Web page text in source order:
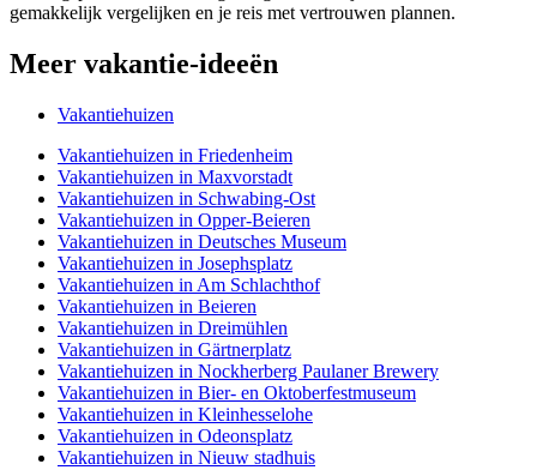
gemakkelijk vergelijken en je reis met vertrouwen plannen.
Meer vakantie-ideeën
Vakantiehuizen
Vakantiehuizen in Friedenheim
Vakantiehuizen in Maxvorstadt
Vakantiehuizen in Schwabing-Ost
Vakantiehuizen in Opper-Beieren
Vakantiehuizen in Deutsches Museum
Vakantiehuizen in Josephsplatz
Vakantiehuizen in Am Schlachthof
Vakantiehuizen in Beieren
Vakantiehuizen in Dreimühlen
Vakantiehuizen in Gärtnerplatz
Vakantiehuizen in Nockherberg Paulaner Brewery
Vakantiehuizen in Bier- en Oktoberfestmuseum
Vakantiehuizen in Kleinhesselohe
Vakantiehuizen in Odeonsplatz
Vakantiehuizen in Nieuw stadhuis